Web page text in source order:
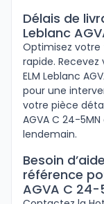
Délais de
Leblanc
Optimisez votre
rapide.
ELM Leblanc
pour une
votre pièce
AGVA C 24-
lendemain.
Besoin
référence
AGVA C 24-